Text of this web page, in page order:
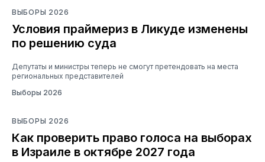
ВЫБОРЫ 2026
Условия праймериз в Ликуде изменены
по решению суда
Депутаты и министры теперь не смогут претендовать на места
региональных представителей
Выборы 2026
ВЫБОРЫ 2026
Как проверить право голоса на выборах
в Израиле в октябре 2027 года